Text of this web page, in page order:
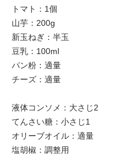
トマト：1個
山芋：200g
新玉ねぎ：半玉
豆乳：100ml
パン粉：適量
チーズ：適量
液体コンソメ：大さじ2
てんさい糖：小さじ1
オリーブオイル：適量
塩胡椒：調整用